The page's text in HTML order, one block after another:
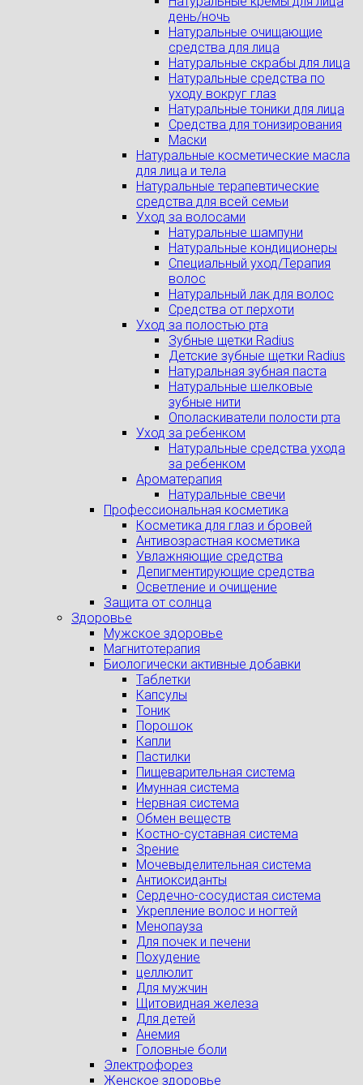
день/ночь
Натуральные очищающие
средства для лица
Натуральные скрабы для лица
Натуральные средства по
уходу вокруг глаз
Натуральные тоники для лица
Средства для тонизирования
Маски
Натуральные косметические масла
для лица и тела
Натуральные терапевтические
средства для всей семьи
Уход за волосами
Натуральные шампуни
Натуральные кондиционеры
Специальный уход/Терапия
волос
Натуральный лак для волос
Средства от перхоти
Уход за полостью рта
Зубные щетки Radius
Детские зубные щетки Radius
Натуральная зубная паста
Натуральные шелковые
зубные нити
Ополаскиватели полости рта
Уход за ребенком
Натуральные средства ухода
за ребенком
Ароматерапия
Натуральные свечи
Профессиональная косметика
Косметика для глаз и бровей
Антивозрастная косметика
Увлажняющие средства
Депигментирующие средства
Осветление и очищение
Защита от солнца
Здоровье
Мужское здоровье
Магнитотерапия
Биологически активные добавки
Таблетки
Капсулы
Тоник
Порошок
Капли
Пастилки
Пищеварительная система
Имунная система
Нервная система
Обмен веществ
Костно-суставная система
Зрение
Мочевыделительная система
Антиоксиданты
Сердечно-сосудистая система
Укрепление волос и ногтей
Менопауза
Для почек и печени
Похудение
целлюлит
Для мужчин
Щитовидная железа
Для детей
Анемия
Головные боли
Электрофорез
Женское здоровье